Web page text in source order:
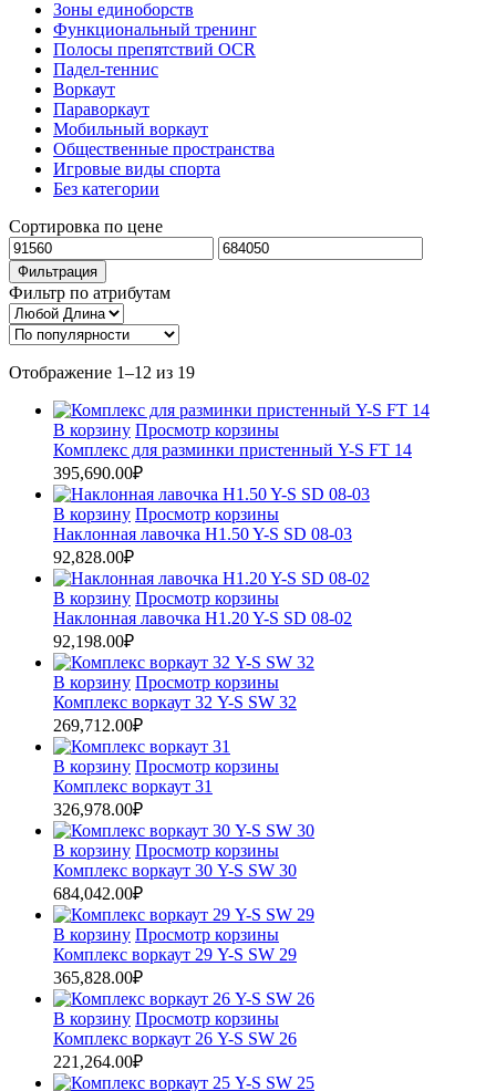
Зоны единоборств
Функциональный тренинг
Полосы препятствий OCR
Падел-теннис
Воркаут
Параворкаут
Мобильный воркаут
Общественные пространства
Игровые виды спорта
Без категории
Сортировка по цене
Минимальная
цена
Максимальная
цена
Фильтрация
Фильтр по атрибутам
Отображение 1–12 из 19Сортировка:
популярности
В корзину Просмотр корзины
Комплекс для разминки пристенный Y-S FT 14
395,690.00₽
В корзину Просмотр корзины
Наклонная лавочка H1.50 Y-S SD 08-03
92,828.00₽
В корзину Просмотр корзины
Наклонная лавочка H1.20 Y-S SD 08-02
92,198.00₽
В корзину Просмотр корзины
Комплекс воркаут 32 Y-S SW 32
269,712.00₽
В корзину Просмотр корзины
Комплекс воркаут 31
326,978.00₽
В корзину Просмотр корзины
Комплекс воркаут 30 Y-S SW 30
684,042.00₽
В корзину Просмотр корзины
Комплекс воркаут 29 Y-S SW 29
365,828.00₽
В корзину Просмотр корзины
Комплекс воркаут 26 Y-S SW 26
221,264.00₽